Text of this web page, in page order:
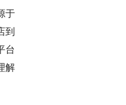
于
到
台
解